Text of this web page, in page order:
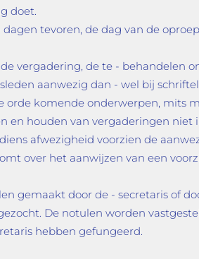
doet.
tevoren, de dag van de
vergadering, de te - behandelen
aanwezig dan - wel bij
komende onderwerpen, mits
en houden van vergaderingen niet
afwezigheid voorzien de
over het aanwijzen van een
gemaakt door de - secretaris of
De notulen worden
hebben gefungeerd.